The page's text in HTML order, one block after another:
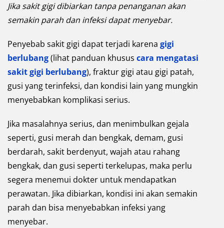
Jika sakit gigi dibiarkan tanpa penanganan akan
semakin parah dan infeksi dapat menyebar.
Penyebab sakit gigi dapat terjadi karena gigi
berlubang(lihat panduan khusus cara mengatasi
sakit gigi berlubang), fraktur gigi atau gigi patah,
gusi yang terinfeksi, dan kondisi lain yang mungkin
menyebabkan komplikasi serius.
Jika masalahnya serius, dan menimbulkan gejala
seperti, gusi merah dan bengkak, demam, gusi
berdarah, sakit berdenyut, wajah atau rahang
bengkak, dan gusi seperti terkelupas, maka perlu
segera menemui dokter untuk mendapatkan
perawatan. Jika dibiarkan, kondisi ini akan semakin
parah dan bisa menyebabkan infeksi yang
menyebar.